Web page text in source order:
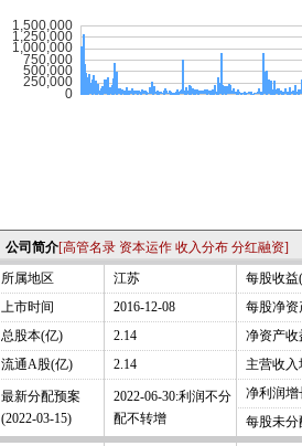
公司简介[高管名录 资本运作 收入分布 分红融资]
所属地区
江苏
每股收益
上市时间
2016-12-08
每股净资
总股本(亿)
2.14
净资产收
流通A股(亿)
2.14 主营收入
最新分配预案
(2022-03-15)
2022-06-30:利润不分
配不转增
净利润增
每股未分